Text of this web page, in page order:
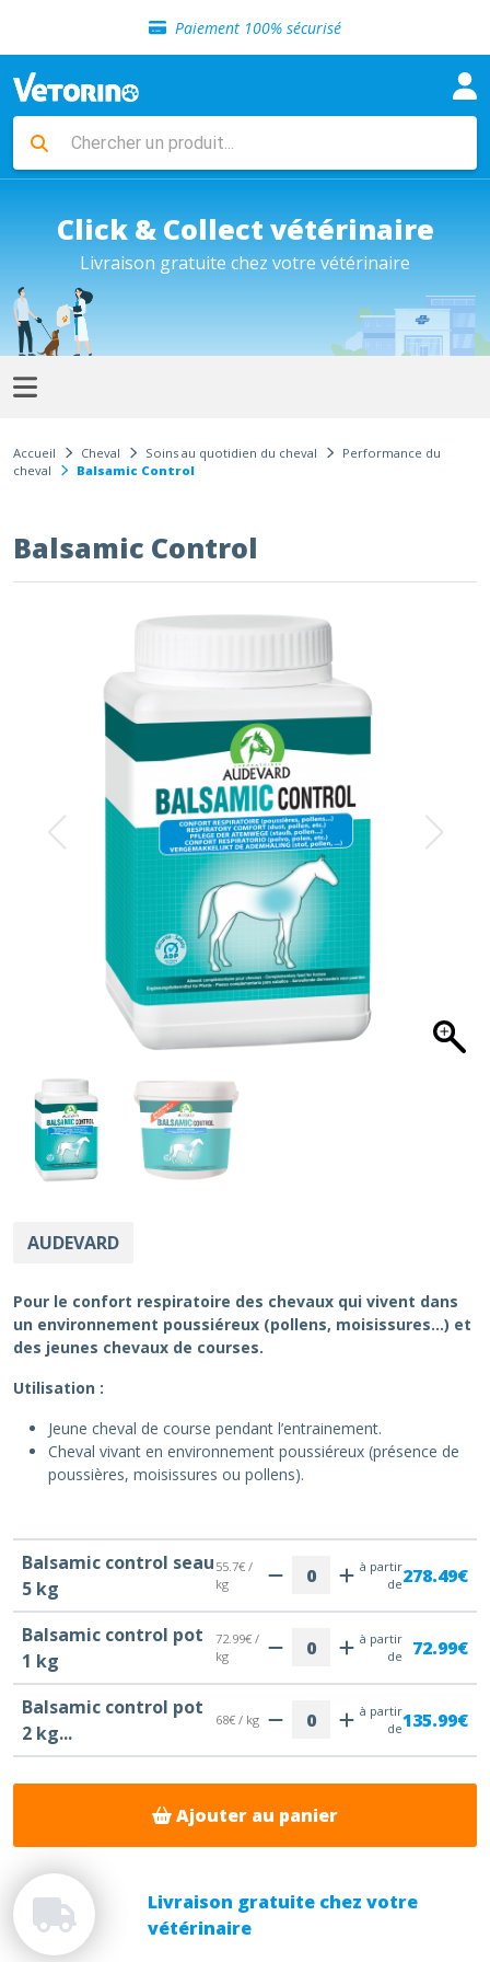
Paiement 100% sécurisé
Livraison gratuite en clinique vétérinaire
Sélection de croquettes vétérinaire
Livraison gratuite en clinique vétérinaire
Retour gratuit en clinique
Click & Collect vétérinaire
Livraison gratuite chez votre vétérinaire
Accueil Cheval Soins au quotidien du cheval
Performance du
cheval
Balsamic Control
AUDEVARD
Balsamic Control
Pour le confort respiratoire des chevaux qui vivent dans
un environnement poussiéreux (pollens, moisissures…) et
des jeunes chevaux de courses.
Utilisation :
Jeune cheval de course pendant l’entrainement.
Cheval vivant en environnement poussiéreux (présence de
poussières, moisissures ou pollens).
Balsamic control seau
5 kg
55.7€ /
kg
à partir
de278.49€
Balsamic control pot
1 kg
72.99€ /
kg
à partir
de
72.99€
Balsamic control pot
2 kg...
68€ / kg
à partir
de135.99€
Ajouter au panier
Livraison gratuite chez votre
vétérinaire